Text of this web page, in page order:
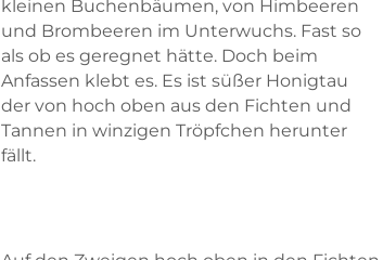
kleinen Buchenbäumen, von Himbeeren
und Brombeeren im Unterwuchs. Fast so
als ob es geregnet hätte. Doch beim
Anfassen klebt es. Es ist süßer Honigtau
der von hoch oben aus den Fichten und
Tannen in winzigen Tröpfchen herunter
fällt.